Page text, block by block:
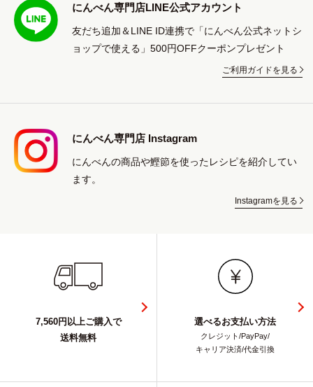
にんべん専門店LINE公式アカウント
友だち追加＆LINE ID連携で「にんべん公式ネットシ
ョップで使える」500円OFFクーポンプレゼント
ご利用ガイドを見る
にんべん専門店 Instagram
にんべんの商品や鰹節を使ったレシピを紹介してい
ます。
Instagramを見る
7,560円以上ご購入で
送料無料
選べるお支払い方法
クレジット/PayPay/
キャリア決済/代金引換